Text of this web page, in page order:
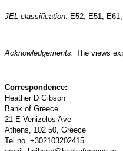
JEL classification: E52, E51,
Acknowledgements: The views
Correspondence:
Heather D Gibson
Bank of Greece
21 E Venizelos Ave
Athens, 102 50, Greece
Tel no. +302103202415